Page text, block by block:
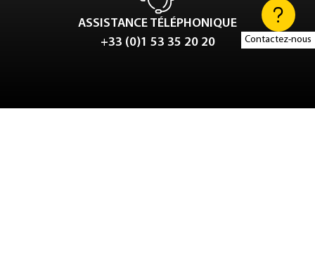
Contactez-nous
ASSISTANCE TÉLÉPHONIQUE
+33 (0)1 53 35 20 20